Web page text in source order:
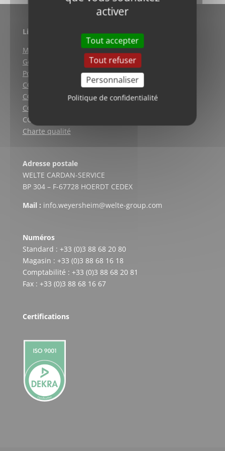
activer
Tout accepter
Tout refuser
Personnaliser
Politique de confidentialité
Liens utiles
Mentions légales
Gestion des cookies
Politique de confidentialité
CGV (Weyersheim)
CGV (Strasbourg)
CGV (Lyon)
CGV vente en ligne
Charte qualité
Adresse postale
WELTE CARDAN-SERVICE
BP 304 – F-67728 HOERDT CEDEX
Mail : info.weyersheim@welte-group.com
Numéros
Standard : +33 (0)3 88 68 20 80
Magasin : +33 (0)3 88 68 16 18
Comptabilité : +33 (0)3 88 68 20 81
Fax : +33 (0)3 88 68 16 67
Certifications